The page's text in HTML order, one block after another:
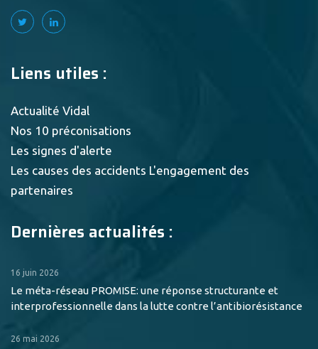
Liens utiles :
Actualité Vidal
Nos 10 préconisations
Les signes d'alerte
Les causes des accidents L'engagement des
partenaires
Dernières actualités :
16 juin 2026
Le méta-réseau PROMISE: une réponse structurante et
interprofessionnelle dans la lutte contre l’antibiorésistance
26 mai 2026